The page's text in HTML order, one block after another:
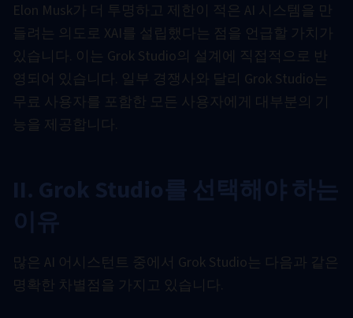
Elon Musk가 더 투명하고 제한이 적은 AI 시스템을 만
들려는 의도로 XAI를 설립했다는 점을 언급할 가치가
있습니다. 이는 Grok Studio의 설계에 직접적으로 반
영되어 있습니다. 일부 경쟁사와 달리 Grok Studio는
무료 사용자를 포함한 모든 사용자에게 대부분의 기
능을 제공합니다.
II. Grok Studio를 선택해야 하는
이유
많은 AI 어시스턴트 중에서 Grok Studio는 다음과 같은
명확한 차별점을 가지고 있습니다.